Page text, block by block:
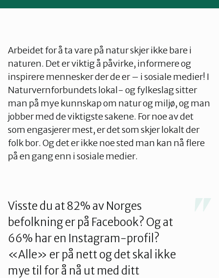
Rogaland
Arbeidet for å ta vare på natur skjer ikke bare i
naturen. Det er viktig å påvirke, informere og
inspirere mennesker der de er – i sosiale medier! I
Naturvernforbundets lokal- og fylkeslag sitter
man på mye kunnskap om natur og miljø, og man
jobber med de viktigste sakene. For noe av det
som engasjerer mest, er det som skjer lokalt der
folk bor. Og det er ikke noe sted man kan nå flere
på en gang enn i sosiale medier.
Visste du at 82% av Norges
befolkning er på Facebook? Og at
66% har en Instagram-profil?
«Alle» er på nett og det skal ikke
mye til for å nå ut med ditt